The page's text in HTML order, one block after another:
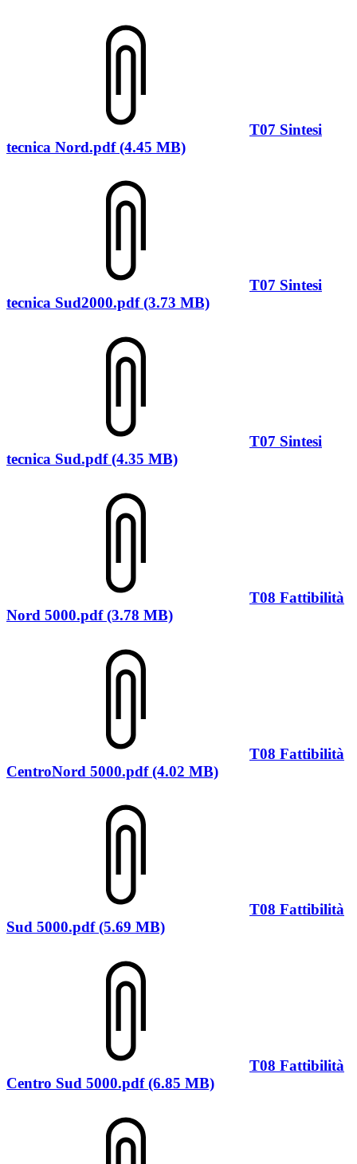
T07 Sintesi
tecnica Nord.pdf (4.45 MB)
T07 Sintesi
tecnica Sud2000.pdf (3.73 MB)
T07 Sintesi
tecnica Sud.pdf (4.35 MB)
T08 Fattibilità
Nord 5000.pdf (3.78 MB)
T08 Fattibilità
CentroNord 5000.pdf (4.02 MB)
T08 Fattibilità
Sud 5000.pdf (5.69 MB)
T08 Fattibilità
Centro Sud 5000.pdf (6.85 MB)